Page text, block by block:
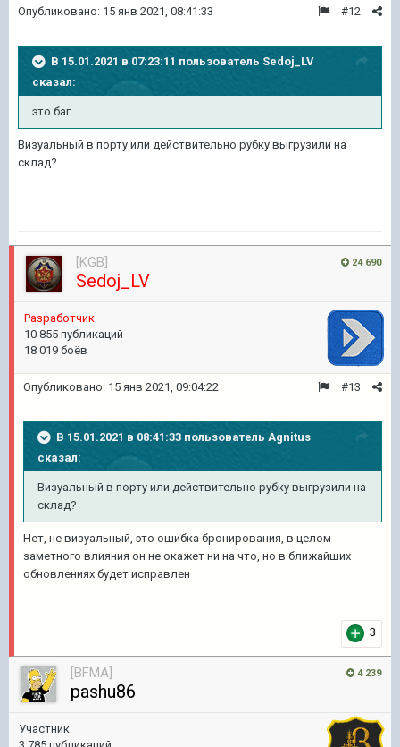
#12
Опубликовано: 15 янв 2021, 08:41:33
В 15.01.2021 в 07:23:11 пользователь Sedoj_LV
сказал:
это баг
Визуальный в порту или действительно рубку выгрузили на
склад?
24 690
[KGB]
Sedoj_LV
Pазработчик
10 855 публикаций
18 019 боёв
#13
Опубликовано: 15 янв 2021, 09:04:22
В 15.01.2021 в 08:41:33 пользователь Agnitus
сказал:
Визуальный в порту или действительно рубку выгрузили на
склад?
Нет, не визуальный, это ошибка бронирования, в целом
заметного влияния он не окажет ни на что, но в ближайших
обновлениях будет исправлен
3
4 239
[BFMA]
pashu86
Участник